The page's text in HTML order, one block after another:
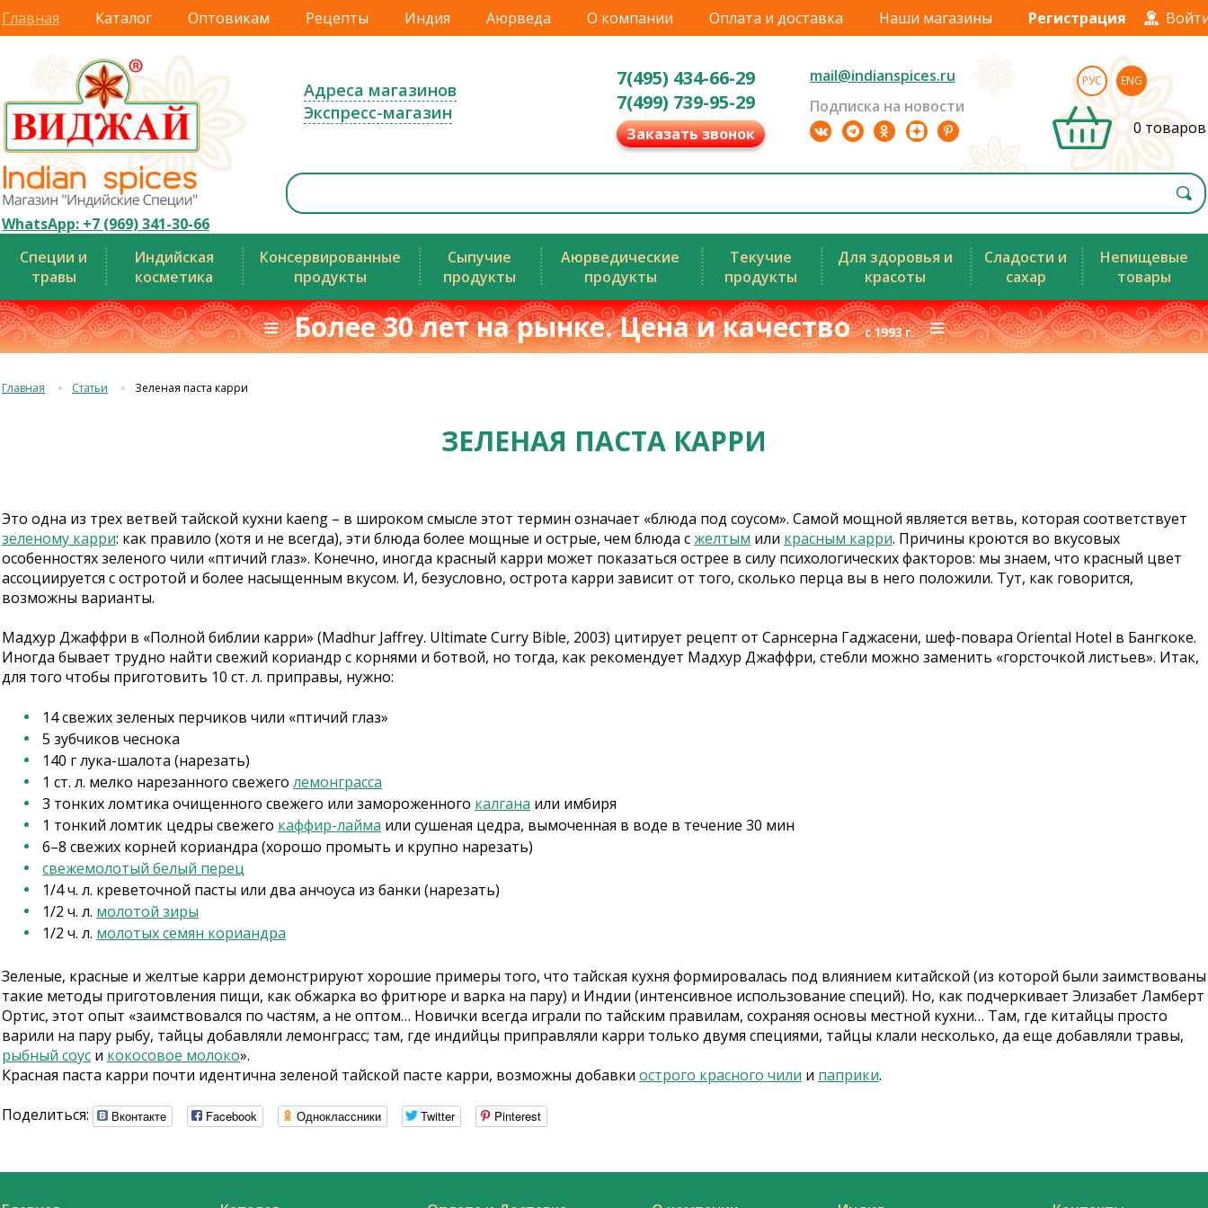
Главная Каталог Оптовикам Рецепты Индия Аюрведа О компании Оплата и доставка Наши магазины Регистрация
WhatsApp: +7 (969) 341-30-66
Адреса магазинов
Экспресс-магазин
7(495) 434-66-29
7(499) 739-95-29
Заказать звонок
mail@indianspices.ru
Подписка на новости
РУС ENG
0 товаров
Специи и
травы
Индийская
косметика
Консервированные
продукты
Сыпучие
продукты
Аюрведические
продукты
Текучие
продукты
Для здоровья и
красоты
Сладости и
сахар
Непищевые
товары
≡ Более 30 лет на рынке. Цена и качествос 1993 г.≡
Главная Статьи Зеленая паста карри
ЗЕЛЕНАЯ ПАСТА КАРРИ
Это одна из трех ветвей тайской кухни kaeng – в широком смысле этот термин означает «блюда под соусом». Самой мощной является ветвь, которая соответствует
зеленому карри: как правило (хотя и не всегда), эти блюда более мощные и острые, чем блюда сжелтым или красным карри. Причины кроются во вкусовых
особенностях зеленого чили «птичий глаз». Конечно, иногда красный карри может показаться острее в силу психологических факторов: мы знаем, что красный цвет
ассоциируется с остротой и более насыщенным вкусом. И, безусловно, острота карри зависит от того, сколько перца вы в него положили. Тут, как говорится,
возможны варианты.
Мадхур Джаффри в «Полной библии карри» (Madhur Jaffrey. Ultimate Curry Bible, 2003) цитирует рецепт от Сарнсерна Гаджасени, шеф-повара Oriental Hotel в Бангкоке.
Иногда бывает трудно найти свежий кориандр с корнями и ботвой, но тогда, как рекомендует Мадхур Джаффри, стебли можно заменить «горсточкой листьев». Итак,
для того чтобы приготовить 10 ст. л. приправы, нужно:
14 свежих зеленых перчиков чили «птичий глаз»
5 зубчиков чеснока
140 г лука-шалота (нарезать)
1 ст. л. мелко нарезанного свежего лемонграсса
3 тонких ломтика очищенного свежего или замороженного калгана или имбиря
1 тонкий ломтик цедры свежего каффир-лайма или сушеная цедра, вымоченная в воде в течение 30 мин
6–8 свежих корней кориандра (хорошо промыть и крупно нарезать)
свежемолотый белый перец
1/4 ч. л. креветочной пасты или два анчоуса из банки (нарезать)
1/2 ч. л. молотой зиры
1/2 ч. л. молотых семян кориандра
Зеленые, красные и желтые карри демонстрируют хорошие примеры того, что тайская кухня формировалась под влиянием китайской (из которой были заимствованы
такие методы приготовления пищи, как обжарка во фритюре и варка на пару) и Индии (интенсивное использование специй). Но, как подчеркивает Элизабет Ламберт
Ортис, этот опыт «заимствовался по частям, а не оптом… Новички всегда играли по тайским правилам, сохраняя основы местной кухни… Там, где китайцы просто
варили на пару рыбу, тайцы добавляли лемонграсс; там, где индийцы приправляли карри только двумя специями, тайцы клали несколько, да еще добавляли травы,
рыбный соус и кокосовое молоко».
Красная паста карри почти идентична зеленой тайской пасте карри, возможны добавки острого красного чили и паприки.
Поделиться:
Вконтакте Facebook Одноклассники Twitter Pinterest